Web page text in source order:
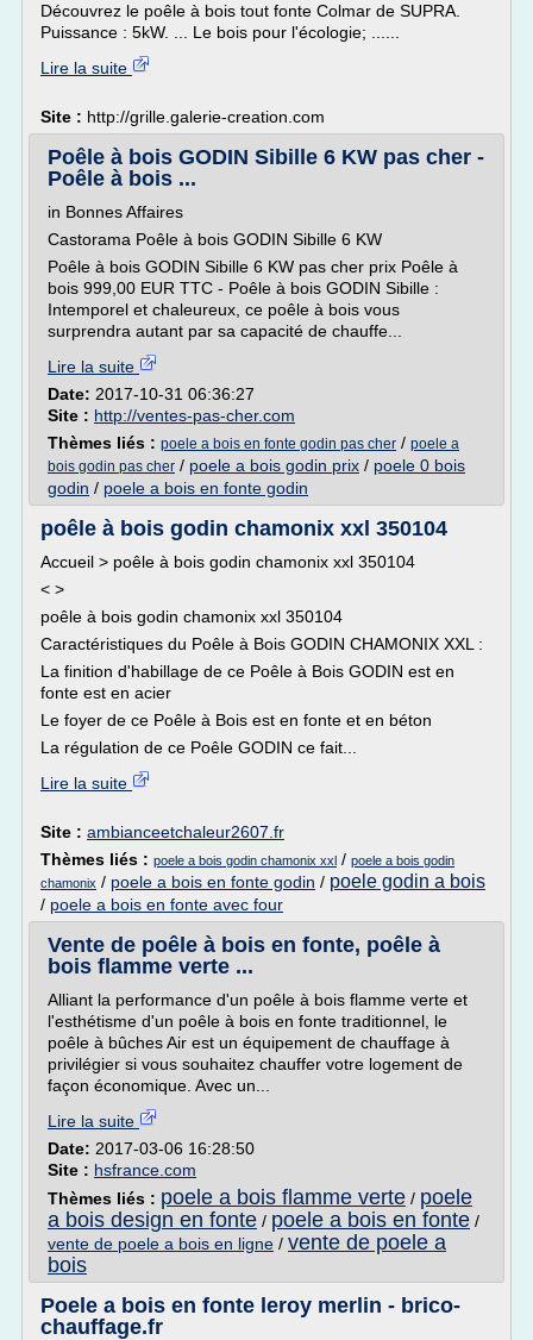
Découvrez le poêle à bois tout fonte Colmar de SUPRA.
Puissance : 5kW. ... Le bois pour l'écologie; ......
Lire la suite
Site : http://grille.galerie-creation.com
Poêle à bois GODIN Sibille 6 KW pas cher -
Poêle à bois ...
in Bonnes Affaires
Castorama Poêle à bois GODIN Sibille 6 KW
Poêle à bois GODIN Sibille 6 KW pas cher prix Poêle à
bois 999,00 EUR TTC - Poêle à bois GODIN Sibille :
Intemporel et chaleureux, ce poêle à bois vous
surprendra autant par sa capacité de chauffe...
Lire la suite
Date: 2017-10-31 06:36:27
Site : http://ventes-pas-cher.com
Thèmes liés : poele a bois en fonte godin pas cher / poele a
bois godin pas cher / poele a bois godin prix / poele 0 bois
godin / poele a bois en fonte godin
poêle à bois godin chamonix xxl 350104
Accueil > poêle à bois godin chamonix xxl 350104
< >
poêle à bois godin chamonix xxl 350104
Caractéristiques du Poêle à Bois GODIN CHAMONIX XXL :
La finition d'habillage de ce Poêle à Bois GODIN est en
fonte est en acier
Le foyer de ce Poêle à Bois est en fonte et en béton
La régulation de ce Poêle GODIN ce fait...
Lire la suite
Site : ambianceetchaleur2607.fr
Thèmes liés : poele a bois godin chamonix xxl / poele a bois godin
chamonix / poele a bois en fonte godin / poele godin a bois
/ poele a bois en fonte avec four
Vente de poêle à bois en fonte, poêle à
bois flamme verte ...
Alliant la performance d'un poêle à bois flamme verte et
l'esthétisme d'un poêle à bois en fonte traditionnel, le
poêle à bûches Air est un équipement de chauffage à
privilégier si vous souhaitez chauffer votre logement de
façon économique. Avec un...
Lire la suite
Date: 2017-03-06 16:28:50
Site : hsfrance.com
Thèmes liés : poele a bois flamme verte / poele
a bois design en fonte / poele a bois en fonte /
vente de poele a bois en ligne / vente de poele a
bois
Poele a bois en fonte leroy merlin - brico-
chauffage.fr